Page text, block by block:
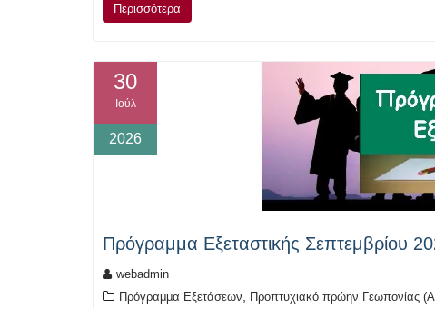
Περισσότερα
30
Ιούλ
2026
Πρόγραμμα Εξεταστικής Σεπτεμβρίου
webadmin
Πρόγραμμα Εξετάσεων, Προπτυχιακό πρώην Γεωπονίας